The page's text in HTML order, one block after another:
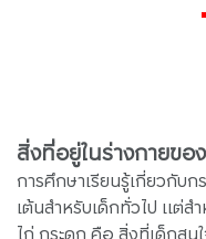
สิ่งที่อยู่ในร่างกายขอ
การศึกษาเรียนรู้เกี่ยวกับ
เต้นสำหรับเด็กทั่วไป แต่ส